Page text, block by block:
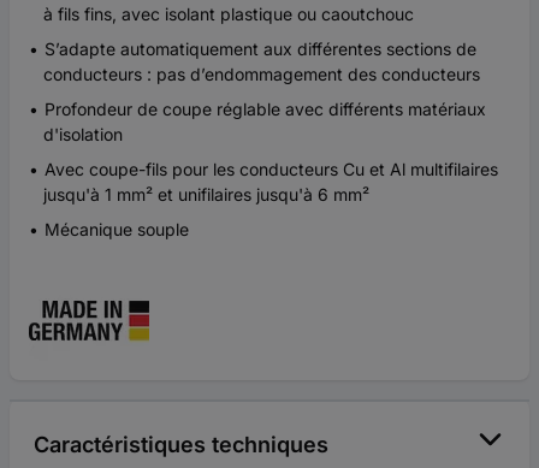
à fils fins, avec isolant plastique ou caoutchouc
S’adapte automatiquement aux différentes sections de
conducteurs : pas d’endommagement des conducteurs
Profondeur de coupe réglable avec différents matériaux
d'isolation
Avec coupe-fils pour les conducteurs Cu et Al multifilaires
jusqu'à 1 mm² et unifilaires jusqu'à 6 mm²
Mécanique souple
Caractéristiques techniques